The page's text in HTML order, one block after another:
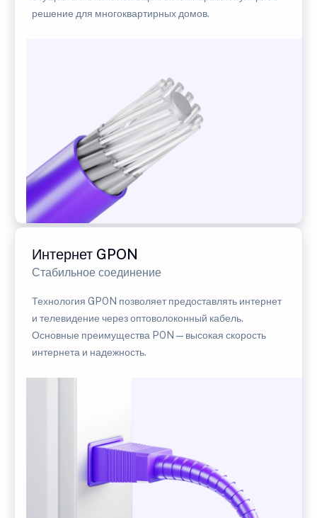
решение для многоквартирных домов.
Интернет GPON
Стабильное соединение
Технология GPON позволяет предоставлять интернет
и телевидение через оптоволоконный кабель.
Основные преимущества PON — высокая скорость
интернета и надежность.